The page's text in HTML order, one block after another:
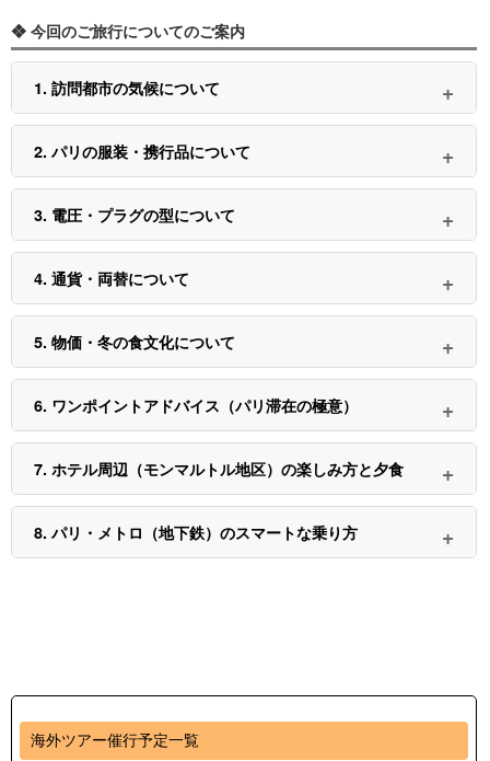
海外ツアー催行予定一覧
❖ 今回のご旅行についてのご案内
1. 訪問都市の気候について
2. パリの服装・携行品について
3. 電圧・プラグの型について
4. 通貨・両替について
5. 物価・冬の食文化について
6. ワンポイントアドバイス（パリ滞在の極意）
7. ホテル周辺（モンマルトル地区）の楽しみ方と夕食
8. パリ・メトロ（地下鉄）のスマートな乗り方